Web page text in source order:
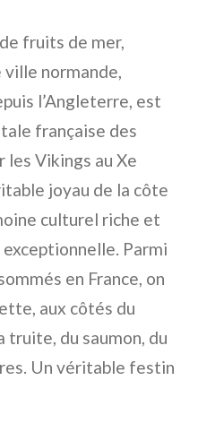
fruits de mer,
normande,
l’Angleterre, est
française des
les Vikings au Xe
joyau de la côte
culturel riche et
Parmi
en France, on
aux côtés du
truite, du saumon, du
Un véritable festin